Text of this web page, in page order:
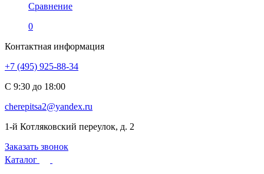
Сравнение
0
Контактная информация
+7 (495) 925-88-34
С 9:30 до 18:00
cherepitsa2@yandex.ru
1-й Котляковский переулок, д. 2
Заказать звонок
Каталог